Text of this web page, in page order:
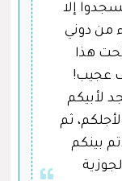
إلا
من دوني
هذا
عجيب!
لأبيكم
ثم
بينكم